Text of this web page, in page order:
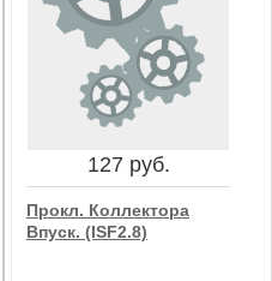
127 руб.
Прокл. Коллектора
Впуск. (ISF2.8)